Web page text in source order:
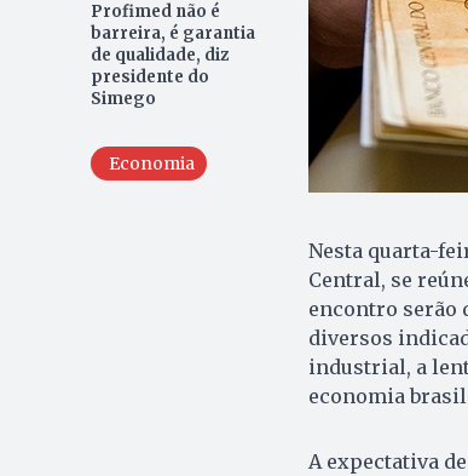
Profimed não é
barreira, é garantia
de qualidade, diz
presidente do
Simego
Economia
Nesta quarta-
Central, se
encontro serão
diversos
industrial, a
economia
A expectativa